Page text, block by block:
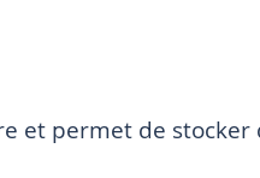
et permet de